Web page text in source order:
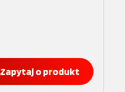
Zapytaj o produkt